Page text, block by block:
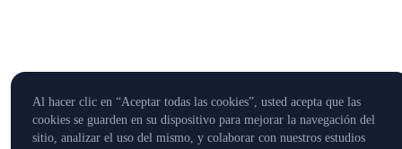
Al hacer clic en “Aceptar todas las cookies”, usted acepta que las
cookies se guarden en su dispositivo para mejorar la navegación del
sitio, analizar el uso del mismo, y colaborar con nuestros estudios